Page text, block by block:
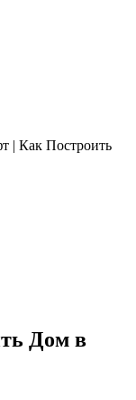
| Как Построить
Дом в